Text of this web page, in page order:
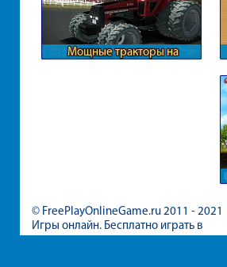
Мощные тракторы на
© FreePlayOnlineGame.ru 2011 - 2021
Игры онлайн. Бесплатно играть в
игры для девочек и мальчиков